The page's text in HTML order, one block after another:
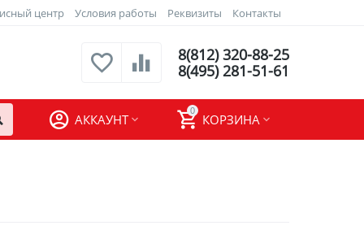
центр Условия работы Реквизиты Контакты
8(812) 320-88-25
8(495) 281-51-61
0
КОРЗИНА
АККАУНТ